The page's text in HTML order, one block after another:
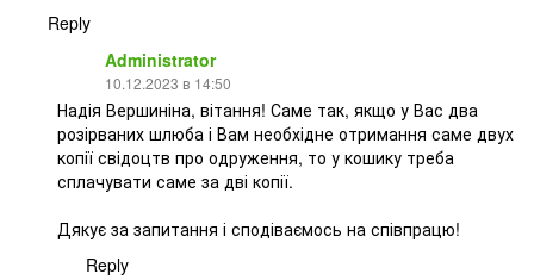
Reply
Administrator
10.12.2023 в 14:50
Надія Вершиніна, вітання! Саме так, якщо у Вас два
розірваних шлюба і Вам необхідне отримання саме двух
копії свідоцтв про одруження, то у кошику треба
сплачувати саме за дві копії.
Дякує за запитання і сподіваємось на співпрацю!
Reply